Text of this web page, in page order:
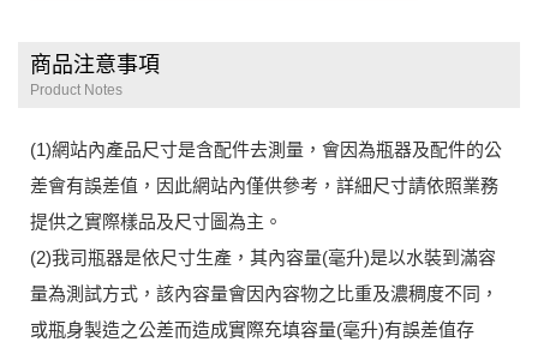
商品注意事項
Product Notes
(1)網站內產品尺寸是含配件去測量，會因為瓶器及配件的公
差會有誤差值，因此網站內僅供參考，詳細尺寸請依照業務
提供之實際樣品及尺寸圖為主。
(2)我司瓶器是依尺寸生產，其內容量(毫升)是以水裝到滿容
量為測試方式，該內容量會因內容物之比重及濃稠度不同，
或瓶身製造之公差而造成實際充填容量(毫升)有誤差值存